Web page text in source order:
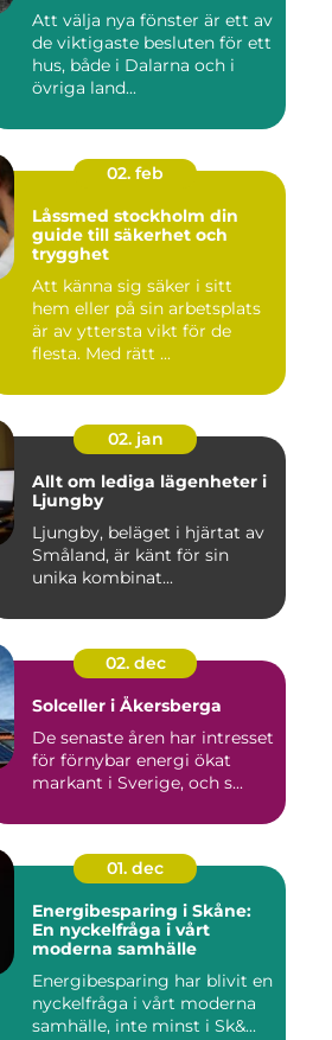
Att välja nya fönster är ett av
de viktigaste besluten för ett
hus, både i Dalarna och i
övriga land...
02. feb
Låssmed stockholm din
guide till säkerhet och
trygghet
Att känna sig säker i sitt
hem eller på sin arbetsplats
är av yttersta vikt för de
flesta. Med rätt ...
02. jan
Allt om lediga lägenheter i
Ljungby
Ljungby, beläget i hjärtat av
Småland, är känt för sin
unika kombinat...
02. dec
Solceller i Åkersberga
De senaste åren har intresset
för förnybar energi ökat
markant i Sverige, och s...
01. dec
Energibesparing i Skåne:
En nyckelfråga i vårt
moderna samhälle
Energibesparing har blivit en
nyckelfråga i vårt moderna
samhälle, inte minst i Sk&...